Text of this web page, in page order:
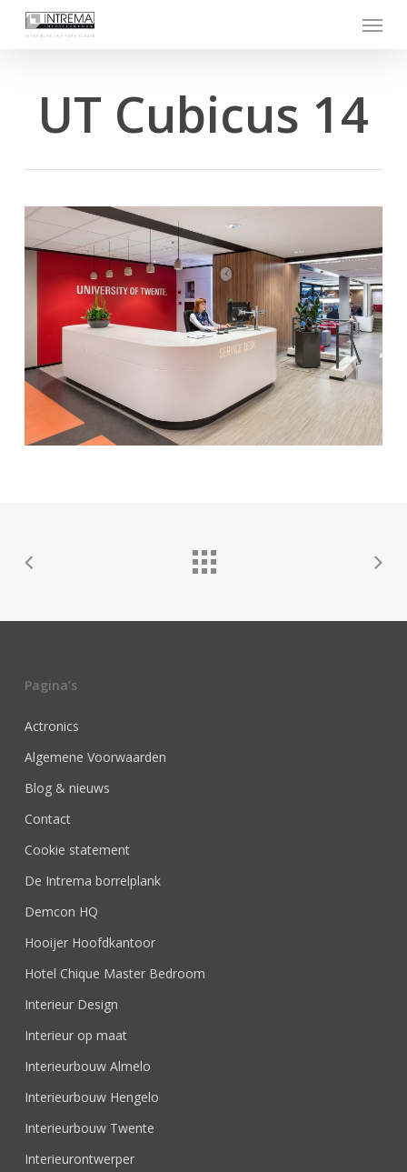
Menu
UT Cubicus 14
Pagina’s
Actronics
Algemene Voorwaarden
Blog & nieuws
Contact
Cookie statement
De Intrema borrelplank
Demcon HQ
Hooijer Hoofdkantoor
Hotel Chique Master Bedroom
Interieur Design
Interieur op maat
Interieurbouw Almelo
Interieurbouw Hengelo
Interieurbouw Twente
Interieurontwerper